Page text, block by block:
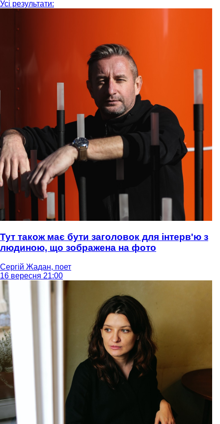
Усі результати:
Тут також має бути заголовок для інтерв'ю з
людиною, що зображена на фото
Сергій Жадан, поет
16 вересня 21:00